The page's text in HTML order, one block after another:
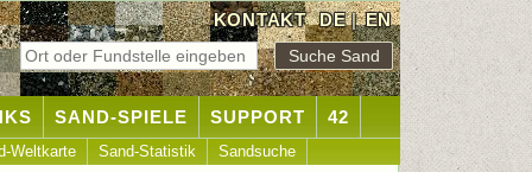
KONTAKT DE|EN
SAND-SPIELE SUPPORT 42
Weltkarte Sand-Statistik Sandsuche